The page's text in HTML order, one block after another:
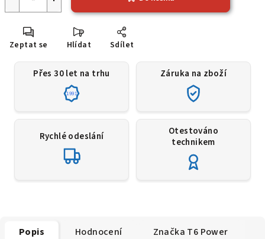
Zeptat se Hlídat Sdílet
Přes 30 let na trhu
1991
Záruka na zboží
Rychlé odeslání
Otestováno
technikem
Popis Hodnocení Značka T6 Power